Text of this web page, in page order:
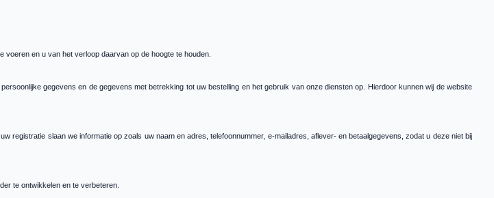
en u van het verloop daarvan op de hoogte te houden.
gegevens en de gegevens met betrekking tot uw bestelling en het gebruik van onze diensten op. Hierdoor kunnen wij de website
registratie slaan we informatie op zoals uw naam en adres, telefoonnummer, e-mailadres, aflever- en betaalgegevens, zodat u deze niet bij
te ontwikkelen en te verbeteren.